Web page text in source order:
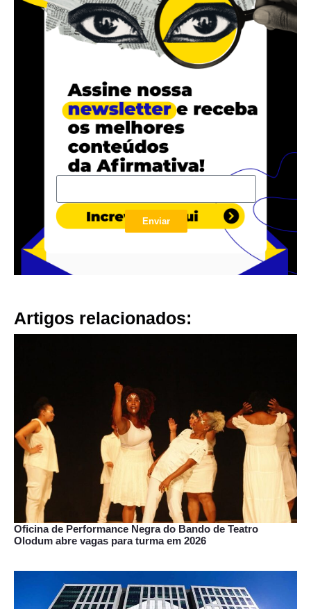
Enviar
Artigos relacionados:
Oficina de Performance Negra do Bando de Teatro
Olodum abre vagas para turma em 2026